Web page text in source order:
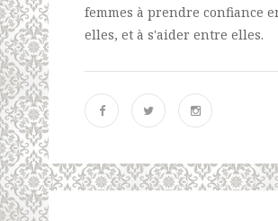
femmes à prendre confiance
elles, et à s'aider entre elles.